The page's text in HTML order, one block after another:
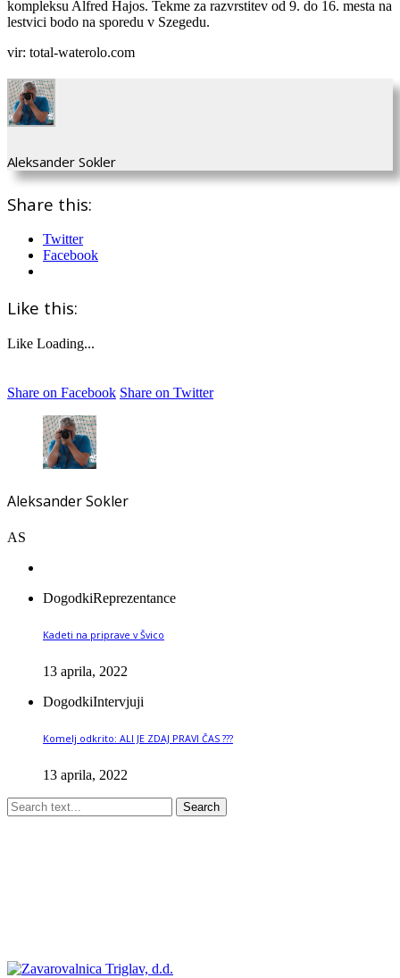
kompleksu Alfred Hajos. Tekme za razvrstitev od 9. do 16. mesta na
lestvici bodo na sporedu v Szegedu.
vir: total-waterolo.com
Aleksander Sokler
Share this:
Twitter
Facebook
Like this:
Like Loading...
Share on Facebook Share on Twitter
Aleksander Sokler
AS
DogodkiReprezentance
Kadeti na priprave v Švico
13 aprila, 2022
DogodkiIntervjuji
Komelj odkrito: ALI JE ZDAJ PRAVI ČAS ???
13 aprila, 2022
Search